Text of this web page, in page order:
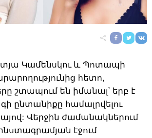
Կամենսկու և Պոտապի
հետո,
շտապում են իմանալ՝ երբ է
ընտանիքը համալրվելու
Վերջին ժամանակներում
էջում